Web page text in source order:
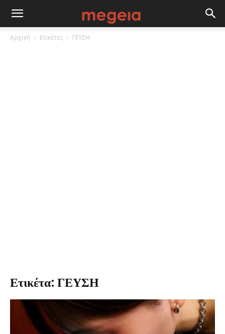
Αρχική Ετικέτες ΓΕΥΣΗ
Ετικέτα: ΓΕΥΣΗ